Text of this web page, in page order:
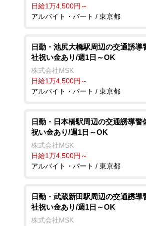
日給1万4,500円～
アルバイト・パート / 東京都
日勤・池尻大橋駅周辺の交通誘導
社祝い金あり/週1日～OK
株式会社MSK
日給1万4,500円～
アルバイト・パート / 東京都
日勤・日本橋駅周辺の交通誘導警
祝い金あり/週1日～OK
株式会社MSK
日給1万4,500円～
アルバイト・パート / 東京都
日勤・武蔵新田駅周辺の交通誘導
社祝い金あり/週1日～OK
株式会社MSK